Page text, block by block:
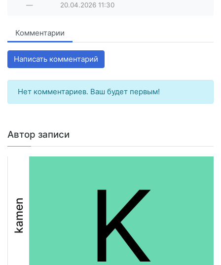
— 20.04.2026 11:30
Комментарии
Написать комментарий
Нет комментариев. Ваш будет первым!
Автор записи
kamen K